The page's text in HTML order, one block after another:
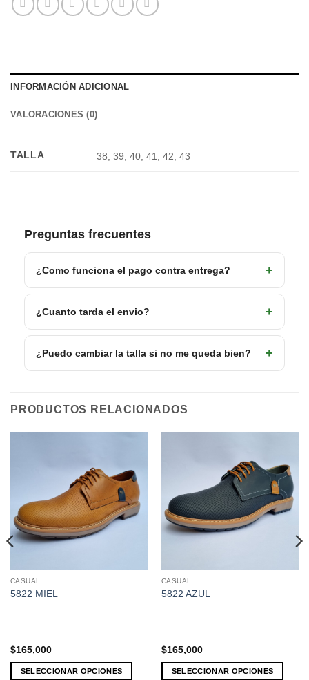
INFORMACIÓN ADICIONAL
VALORACIONES (0)
TALLA 38, 39, 40, 41, 42, 43
Preguntas frecuentes
¿Como funciona el pago contra entrega?
¿Cuanto tarda el envio?
¿Puedo cambiar la talla si no me queda bien?
PRODUCTOS RELACIONADOS
CASUAL
5822 MIEL
$165,000
SELECCIONAR OPCIONES
Este
producto
Las
opciones
CASUAL
5822 AZUL
$165,000
SELECCIONAR OPCIONES
Este
producto
Las
opciones